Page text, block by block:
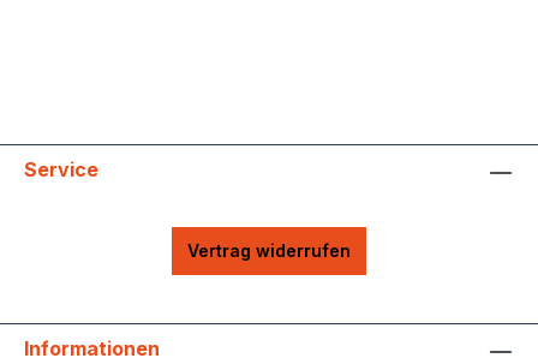
Service
Vertrag widerrufen
Informationen